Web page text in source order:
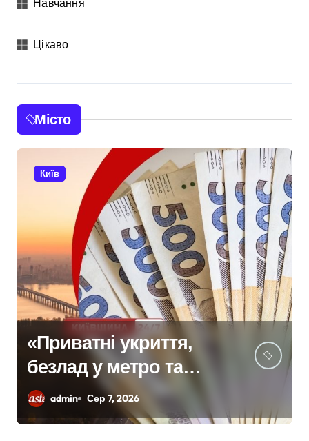
Навчання
Цікаво
Місто
Київ
«Приватні укриття,
безлад у метро та
відсутність стратегії»:
критика політики
admin Сер 7, 2026